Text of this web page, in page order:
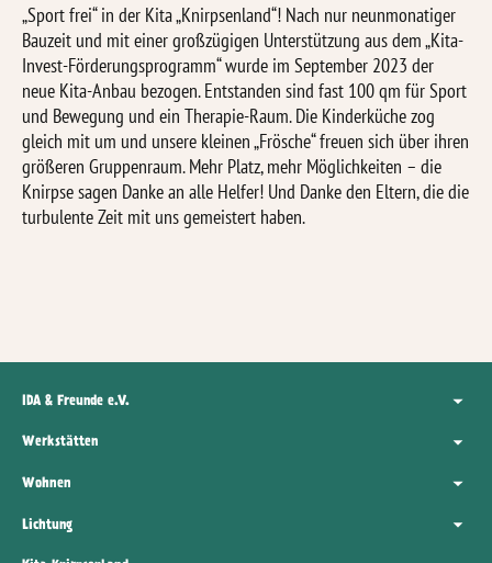
„Sport frei“ in der Kita „Knirpsenland“! Nach nur neunmonatiger
Bauzeit und mit einer großzügigen Unterstützung aus dem „Kita-
Invest-Förderungsprogramm“ wurde im September 2023 der
neue Kita-Anbau bezogen. Entstanden sind fast 100 qm für Sport
und Bewegung und ein Therapie-Raum. Die Kinderküche zog
gleich mit um und unsere kleinen „Frösche“ freuen sich über ihren
größeren Gruppenraum. Mehr Platz, mehr Möglichkeiten – die
Knirpse sagen Danke an alle Helfer! Und Danke den Eltern, die die
turbulente Zeit mit uns gemeistert haben.
IDA & Freunde e.V.
Werkstätten
Wohnen
Lichtung